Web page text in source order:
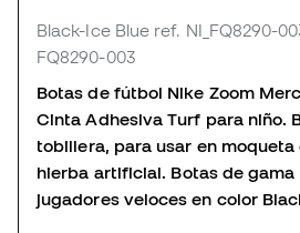
Black-Ice Blue ref. NI_FQ8290-
FQ8290-003
Botas de fútbol Nike Zoom
Cinta Adhesiva Turf para niño.
tobillera, para usar en moqueta
hierba artificial. Botas de gama
jugadores veloces en color